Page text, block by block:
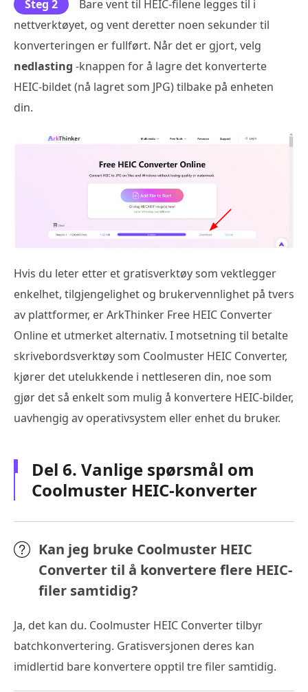
Steg 2
Bare vent til HEIC-filene legges til i
nettverktøyet, og vent deretter noen sekunder til
konverteringen er fullført. Når det er gjort, velg
nedlasting -knappen for å lagre det konverterte
HEIC-bildet (nå lagret som JPG) tilbake på enheten
din.
Hvis du leter etter et gratisverktøy som vektlegger
enkelhet, tilgjengelighet og brukervennlighet på tvers
av plattformer, er ArkThinker Free HEIC Converter
Online et utmerket alternativ. I motsetning til betalte
skrivebordsverktøy som Coolmuster HEIC Converter,
kjører det utelukkende i nettleseren din, noe som
gjør det så enkelt som mulig å konvertere HEIC-bilder,
uavhengig av operativsystem eller enhet du bruker.
Del 6. Vanlige spørsmål om
Coolmuster HEIC-konverter
Kan jeg bruke Coolmuster HEIC
Converter til å konvertere flere HEIC-
filer samtidig?
Ja, det kan du. Coolmuster HEIC Converter tilbyr
batchkonvertering. Gratisversjonen deres kan
imidlertid bare konvertere opptil tre filer samtidig.